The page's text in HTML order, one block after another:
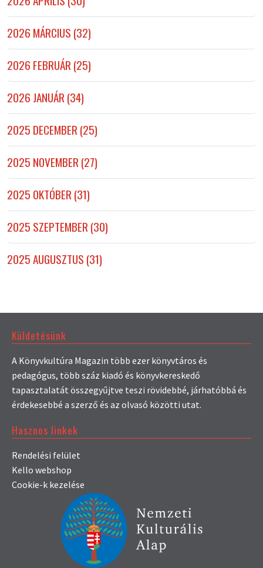
2026 MÁRCIUS (32)
2026 FEBRUÁR (25)
2026 JANUÁR (34)
2025 DECEMBER (25)
2025 NOVEMBER (27)
2025 OKTÓBER (31)
2025 SZEPTEMBER (30)
2025 AUGUSZTUS (31)
Küldetésünk
A Könyvkultúra Magazin több ezer könyvtáros és
pedagógus, több száz kiadó és könyvkereskedő
tapasztalatát összegyűjtve teszi rövidebbé, járhatóbbá és
érdekesebbé a szerző és az olvasó közötti utat.
Hasznos linkek
Rendelési felület
Kello webshop
Cookie-k kezelése